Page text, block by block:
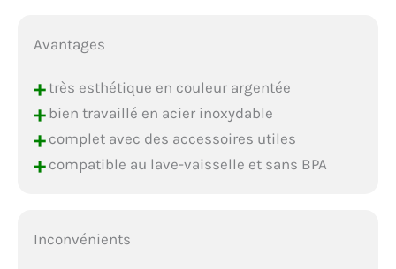
Avantages
+très esthétique en couleur argentée
+bien travaillé en acier inoxydable
+complet avec des accessoires utiles
+compatible au lave-vaisselle et sans BPA
Inconvénients